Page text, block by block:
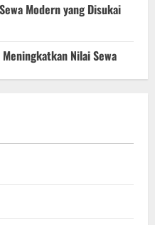
Modern yang Disukai
Nilai Sewa